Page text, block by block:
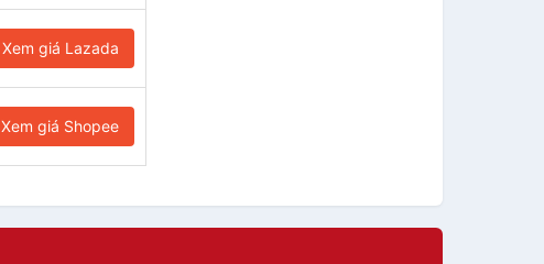
Xem giá Lazada
Xem giá Shopee